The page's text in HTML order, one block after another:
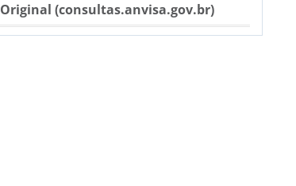
Original (consultas.anvisa.gov.br)